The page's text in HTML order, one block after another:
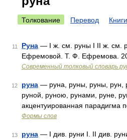
Толкование Перевод Книги
11 Руна — I ж. см. руны I II ж. см.
Ефремовой. Т. Ф. Ефремова.
Современный толковый словарь
12 руна — руна, руны, руны, рун,
руной, руною, рунами, руне,
акцентуированная парадигма
Формы слов
13 руна — I див. руни I. II див.